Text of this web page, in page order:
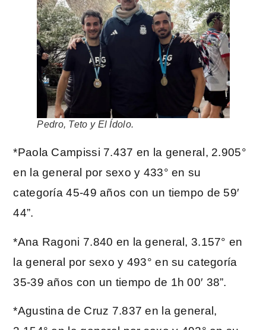
Pedro, Teto y El Ídolo.
*Paola Campissi 7.437 en la general, 2.905°
en la general por sexo y 433° en su
categoría 45-49 años con un tiempo de 59′
44”.
*Ana Ragoni 7.840 en la general, 3.157° en
la general por sexo y 493° en su categoría
35-39 años con un tiempo de 1h 00′ 38”.
*Agustina de Cruz 7.837 en la general,